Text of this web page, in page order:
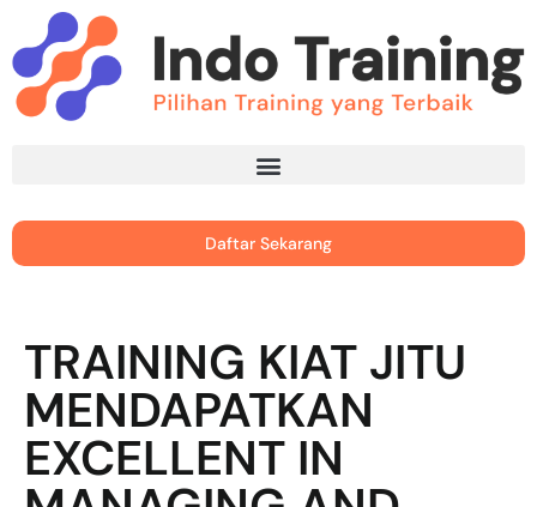
Daftar Sekarang
TRAINING KIAT JITU
MENDAPATKAN
EXCELLENT IN